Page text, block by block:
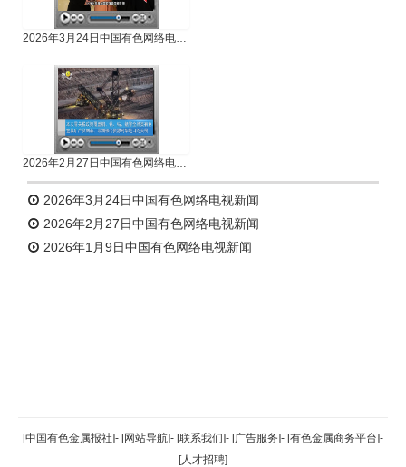
2026年3月24日中国有色网络电视新闻
2026年2月27日中国有色网络电视新闻
2026年3月24日中国有色网络电视新闻
2026年2月27日中国有色网络电视新闻
2026年1月9日中国有色网络电视新闻
返回顶部
[中国有色金属报社]- [网站导航]- [联系我们]- [广告服务]- [有色金属商务平台]-
[人才招聘]